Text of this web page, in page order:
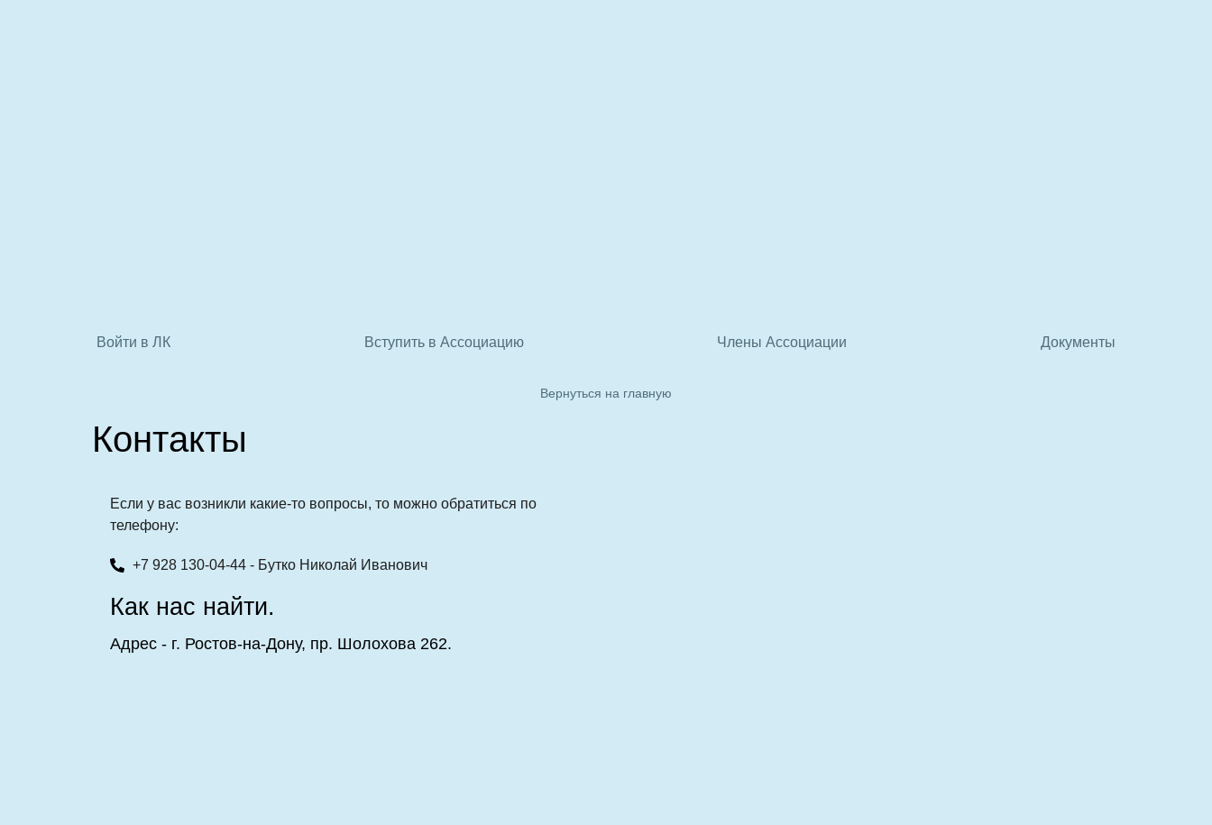
Войти в ЛК Вступить в Ассоциацию Члены Ассоциации Документы
Вернуться на главную
Контакты
Если у вас возникли какие-то вопросы, то можно обратиться по
телефону:
+7 928 130-04-44 - Бутко Николай Иванович
Как нас найти.
Адрес - г. Ростов-на-Дону, пр. Шолохова 262.